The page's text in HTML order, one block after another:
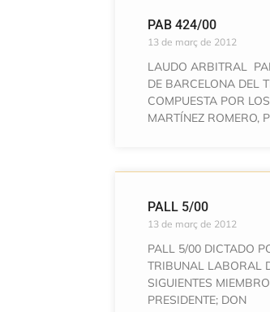
PAB 424/00
13 de març de 2012
LAUDO ARBITRAL
DE BARCELONA DEL
COMPUESTA POR
MARTÍNEZ ROMERO,
PALL 5/00
13 de març de 2012
PALL 5/00 DICTADO
TRIBUNAL LABORAL
SIGUIENTES
PRESIDENTE; DON